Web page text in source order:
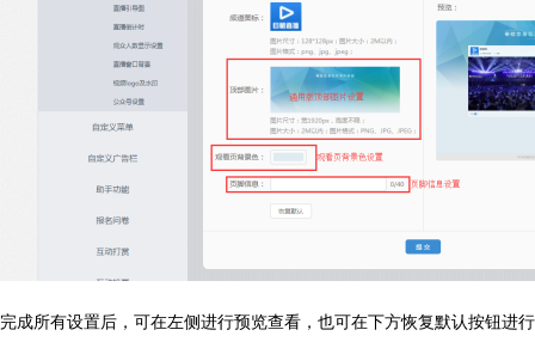
完成所有设置后，可在左侧进行预览查看，也可在下方恢复默认按钮进